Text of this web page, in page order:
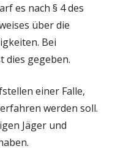
es nach § 4 des
über die
Bei
dies gegeben.
einer Falle,
werden soll.
Jäger und